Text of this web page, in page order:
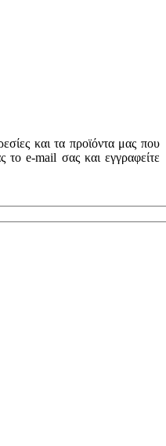
και τα προϊόντα μας που
το e-mail σας και εγγραφείτε